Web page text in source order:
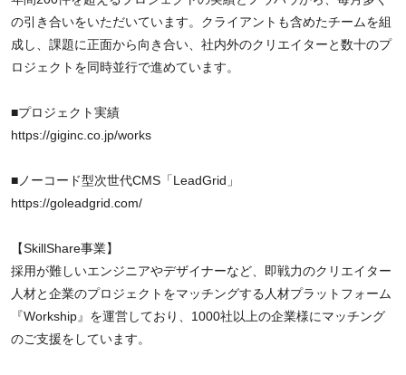
の引き合いをいただいています。クライアントも含めたチームを組
成し、課題に正面から向き合い、社内外のクリエイターと数十のプ
ロジェクトを同時並行で進めています。
■プロジェクト実績
https://giginc.co.jp/works
■ノーコード型次世代CMS「LeadGrid」
https://goleadgrid.com/
【SkillShare事業】
採用が難しいエンジニアやデザイナーなど、即戦力のクリエイター
人材と企業のプロジェクトをマッチングする人材プラットフォーム
『Workship』を運営しており、1000社以上の企業様にマッチング
のご支援をしています。